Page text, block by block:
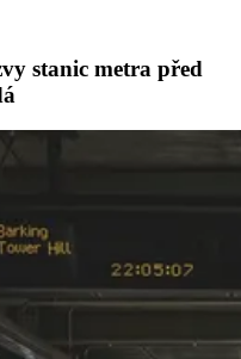
stanic metra před